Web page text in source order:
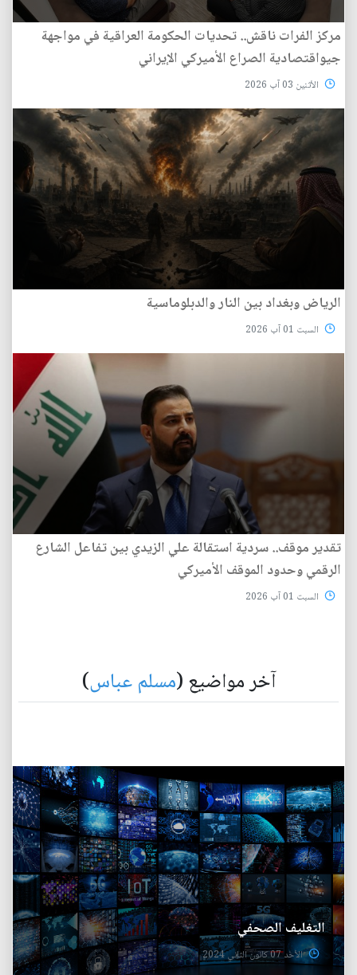
مركز الفرات ناقش.. تحديات الحكومة العراقية في مواجهة
جيواقتصادية الصراع الأميركي الإيراني
الأثنين 03 آب 2026
الرياض وبغداد بين النار والدبلوماسية
السبت 01 آب 2026
تقدير موقف.. سردية استقالة علي الزيدي بين تفاعل الشارع
الرقمي وحدود الموقف الأميركي
السبت 01 آب 2026
آخر مواضيع (مسلم عباس)
التغليف الصحفي
الأحد 07 كانون الثاني 2024